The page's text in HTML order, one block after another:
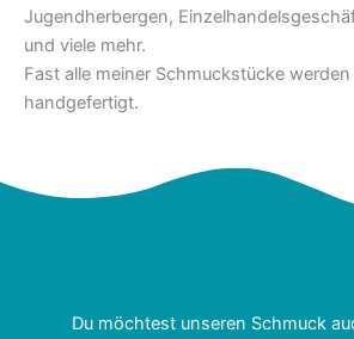
Jugendherbergen,
und viele mehr.
Fast alle meiner Schmuckstücke
handgefertigt.
Du möchtest unseren Schmuck